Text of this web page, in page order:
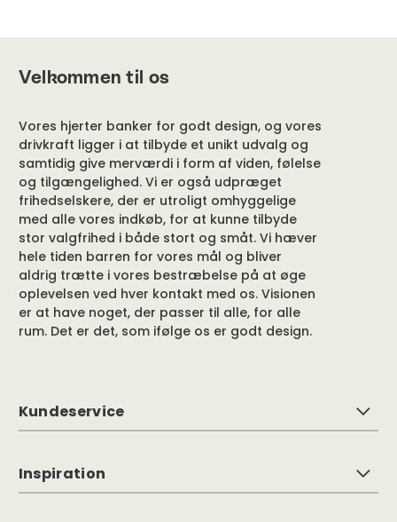
Velkommen til os
Vores hjerter banker for godt design, og vores
drivkraft ligger i at tilbyde et unikt udvalg og
samtidig give merværdi i form af viden, følelse
og tilgængelighed. Vi er også udpræget
frihedselskere, der er utroligt omhyggelige
med alle vores indkøb, for at kunne tilbyde
stor valgfrihed i både stort og småt. Vi hæver
hele tiden barren for vores mål og bliver
aldrig trætte i vores bestræbelse på at øge
oplevelsen ved hver kontakt med os. Visionen
er at have noget, der passer til alle, for alle
rum. Det er det, som ifølge os er godt design.
Kundeservice
Inspiration